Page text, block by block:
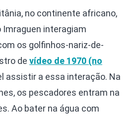
no continente africano,
Imraguen interagiam
os golfinhos-nariz-de-
de vídeo de 1970 (no
assistir a essa interação. Na
os pescadores entram na
Ao bater na água com